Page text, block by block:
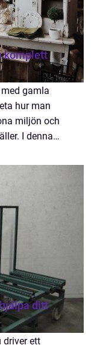
komplett
gamla
hur man
miljön och
I denna
ditt
driver ett